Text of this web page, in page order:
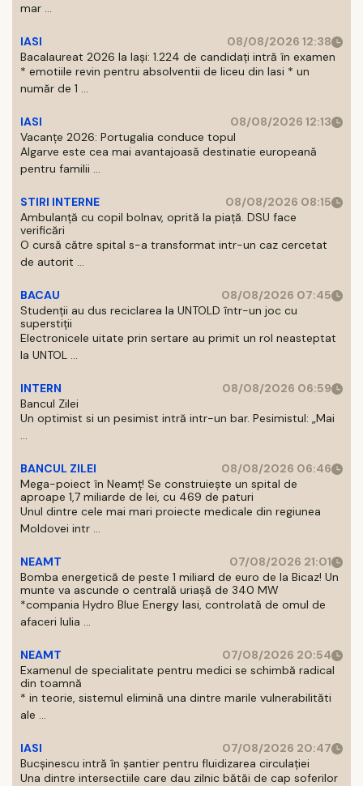
mar ...
IASI
08/08/2026 12:38
Bacalaureat 2026 la Iași: 1.224 de candidați intră în examen
* emotiile revin pentru absolventii de liceu din Iasi * un
număr de 1 ...
IASI
08/08/2026 12:13
Vacanțe 2026: Portugalia conduce topul
Algarve este cea mai avantajoasă destinatie europeană
pentru familii ...
STIRI INTERNE
08/08/2026 08:15
Ambulanță cu copil bolnav, oprită la piață. DSU face
verificări
O cursă către spital s-a transformat intr-un caz cercetat
de autorit ...
BACAU
08/08/2026 07:45
Studenții au dus reciclarea la UNTOLD într-un joc cu
superstiții
Electronicele uitate prin sertare au primit un rol neasteptat
la UNTOL ...
INTERN
08/08/2026 06:59
Bancul Zilei
Un optimist si un pesimist intră intr-un bar. Pesimistul: „Mai
...
BANCUL ZILEI
08/08/2026 06:46
Mega-poiect în Neamț! Se construiește un spital de
aproape 1,7 miliarde de lei, cu 469 de paturi
Unul dintre cele mai mari proiecte medicale din regiunea
Moldovei intr ...
NEAMT
07/08/2026 21:01
Bomba energetică de peste 1 miliard de euro de la Bicaz! Un
munte va ascunde o centrală uriașă de 340 MW
*compania Hydro Blue Energy Iasi, controlată de omul de
afaceri Iulia ...
NEAMT
07/08/2026 20:54
Examenul de specialitate pentru medici se schimbă radical
din toamnă
* in teorie, sistemul elimină una dintre marile vulnerabilităti
ale ...
IASI
07/08/2026 20:47
Bucșinescu intră în șantier pentru fluidizarea circulației
Una dintre intersectiile care dau zilnic bătăi de cap soferilor